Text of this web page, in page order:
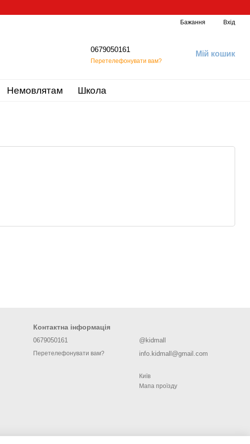
Бажання Вхід
0679050161
Перетелефонувати вам?
Мій кошик
Немовлятам Школа
Контактна інформація
0679050161
Перетелефонувати вам?
@kidmall
info.kidmall@gmail.com
Київ
Мапа проїзду